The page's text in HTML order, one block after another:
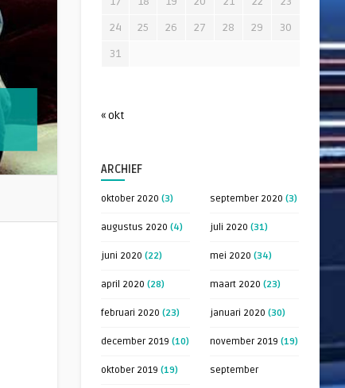
24
25 26 27 28 29
30
31
« okt
ARCHIEF
oktober 2020 (3) september 2020 (3)
augustus 2020 (4) juli 2020 (31)
juni 2020 (22) mei 2020 (34)
april 2020 (28) maart 2020 (23)
februari 2020 (23) januari 2020 (30)
december 2019 (10) november 2019 (19)
oktober 2019 (19) september